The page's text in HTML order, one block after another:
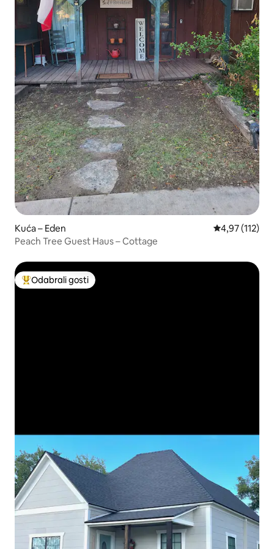
Kuća – Eden Prosječna
4,97 (112)
Peach Tree Guest Haus – Cottage
Među najviše rangiranima s oznakom „Odabrali gosti”
Odabrali gosti